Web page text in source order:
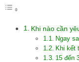
Khi nào cần
Ngay
Khi kết
15 đến